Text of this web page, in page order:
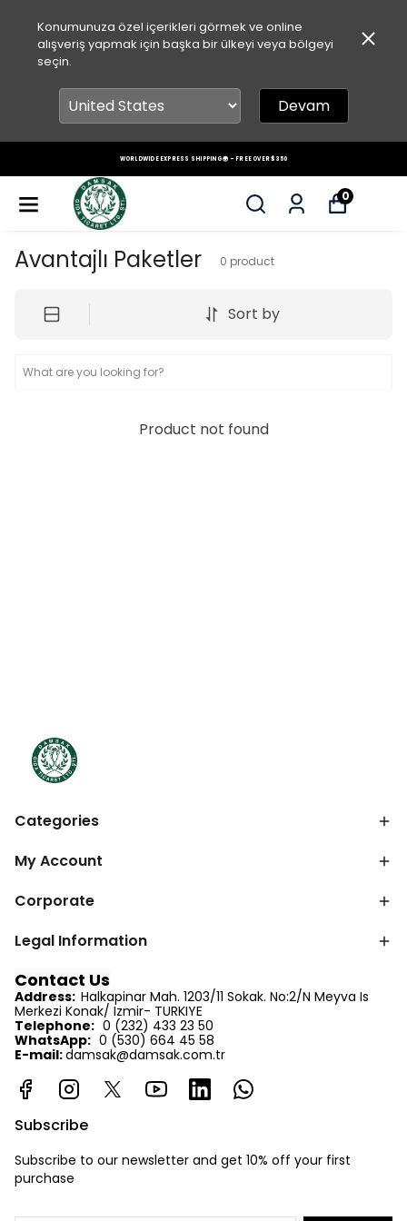
Konumunuza özel içerikleri görmek ve online
alışveriş yapmak için başka bir ülkeyi veya bölgeyi
seçin.
Devam
WORLDWIDE EXPRESS SHIPPING 🌍 – FREE OVER $350
0
Avantajlı Paketler 0 product
Sort by
Product not found
Categories
My Account
Corporate
Legal Information
Contact Us
Address: Halkapinar Mah. 1203/11 Sokak. No:2/N Meyva Is
Merkezi Konak/ Izmir- TURKIYE
Telephone: 0 (232) 433 23 50
WhatsApp: 0 (530) 664 45 58
E-mail:damsak@damsak.com.tr
Subscribe
Subscribe to our newsletter and get 10% off your first
purchase